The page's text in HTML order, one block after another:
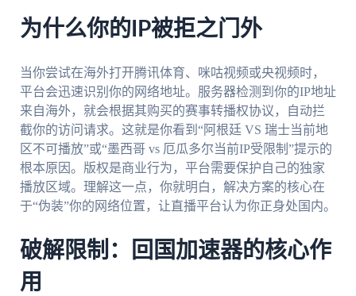
为什么你的IP被拒之门外
当你尝试在海外打开腾讯体育、咪咕视频或央视频时，
平台会迅速识别你的网络地址。服务器检测到你的IP地址
来自海外，就会根据其购买的赛事转播权协议，自动拦
截你的访问请求。这就是你看到“阿根廷 VS 瑞士当前地
区不可播放”或“墨西哥 vs 厄瓜多尔当前IP受限制”提示的
根本原因。版权是商业行为，平台需要保护自己的独家
播放区域。理解这一点，你就明白，解决方案的核心在
于“伪装”你的网络位置，让直播平台认为你正身处国内。
破解限制：回国加速器的核心作
用